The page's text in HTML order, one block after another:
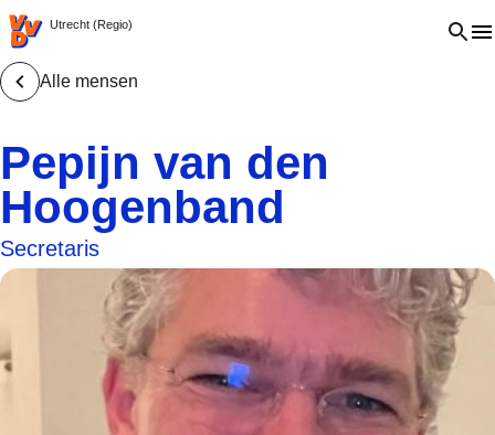
VVD.nl - Ga naar de homepage
Utrecht (Regio) Open
Alle mensen
Pepijn van den
Hoogenband
Secretaris